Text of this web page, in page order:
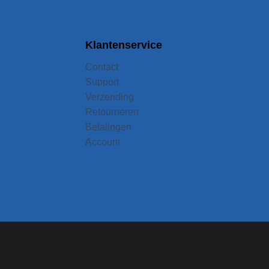
Klantenservice
Contact
Support
Verzending
Retourneren
Betalingen
Account